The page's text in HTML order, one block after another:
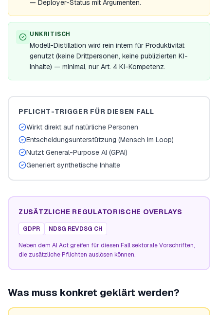
— Deployer-Status mit Argumenten.
UNKRITISCH
Modell-Distillation wird rein intern für Produktivität
genutzt (keine Drittpersonen, keine publizierten KI-
Inhalte) — minimal, nur Art. 4 KI-Kompetenz.
PFLICHT-TRIGGER FÜR DIESEN FALL
Wirkt direkt auf natürliche Personen
Entscheidungsunterstützung (Mensch im Loop)
Nutzt General-Purpose AI (GPAI)
Generiert synthetische Inhalte
ZUSÄTZLICHE REGULATORISCHE OVERLAYS
GDPR NDSG REVDSG CH
Neben dem AI Act greifen für diesen Fall sektorale Vorschriften,
die zusätzliche Pflichten auslösen können.
Was muss konkret geklärt werden?